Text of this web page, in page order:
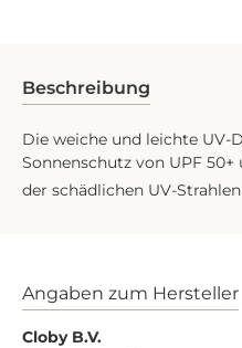
Beschreibung
Die weiche und leichte UV-
Sonnenschutz von UPF
der schädlichen UV-
Angaben zum Hersteller
Cloby B.V.